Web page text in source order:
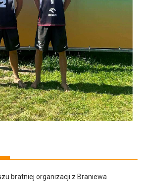
bratniej organizacji z Braniewa